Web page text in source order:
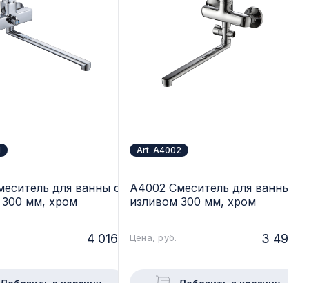
для ванны с
мм, хром
4 016.-
Art. A4002
A4002 Смеситель для ванны с
изливом 300 мм, хром
Цена, руб. 3 495.-